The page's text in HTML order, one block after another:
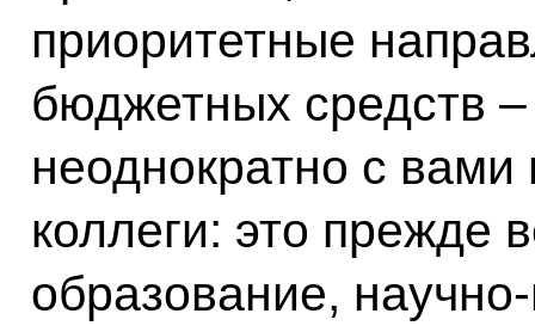
приоритетные
бюджетных средств
неоднократно с
коллеги: это прежде
образование,